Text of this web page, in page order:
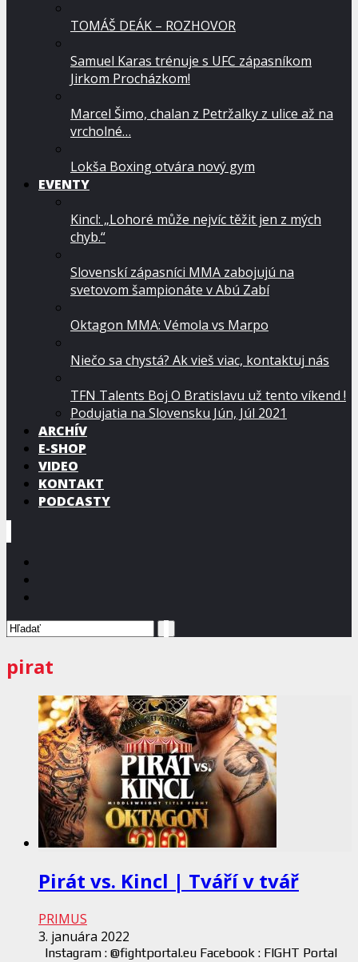
TOMÁŠ DEÁK – ROZHOVOR
Samuel Karas trénuje s UFC zápasníkom
Jirkom Procházkom!
Marcel Šimo, chalan z Petržalky z ulice až na
vrcholné…
Lokša Boxing otvára nový gym
EVENTY
Kincl: „Lohoré může nejvíc těžit jen z mých
chyb.“
Slovenskí zápasníci MMA zabojujú na
svetovom šampionáte v Abú Zabí
Oktagon MMA: Vémola vs Marpo
Niečo sa chystá? Ak vieš viac, kontaktuj nás
TFN Talents Boj O Bratislavu už tento víkend !
Podujatia na Slovensku Jún, Júl 2021
ARCHÍV
E-SHOP
VIDEO
KONTAKT
PODCASTY
pirat
Pirát vs. Kincl | Tváří v tvář
PRIMUS
3. januára 2022
Instagram : @fightportal.eu Facebook : FIGHT Portal